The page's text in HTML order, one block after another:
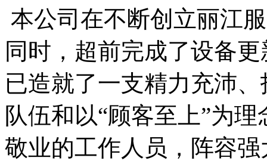
本公司在不断创立丽江
同时，超前完成了设备
已造就了一支精力充沛
队伍和以“顾客至上”为
敬业的工作人员，阵容